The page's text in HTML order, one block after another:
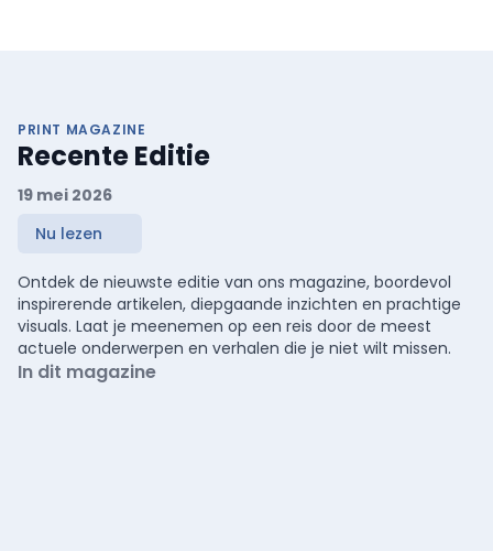
PRINT MAGAZINE
Recente Editie
19 mei 2026
Nu lezen
Ontdek de nieuwste editie van ons magazine, boordevol
inspirerende artikelen, diepgaande inzichten en prachtige
visuals. Laat je meenemen op een reis door de meest
actuele onderwerpen en verhalen die je niet wilt missen.
In dit magazine